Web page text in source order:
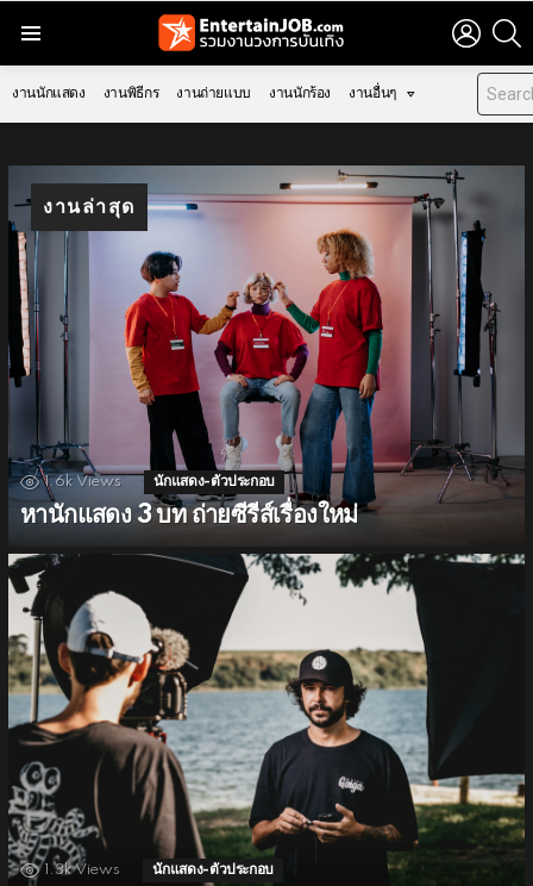
LOGIN
งานนักแสดง งานพิธีกร งานถ่ายแบบ งานนักร้อง งานอื่นๆ
งานล่าสุด
1.6k Views นักแสดง-ตัวประกอบ
หานักแสดง 3 บท ถ่ายซีรีส์เรื่องใหม่
1.3k Views นักแสดง-ตัวประกอบ